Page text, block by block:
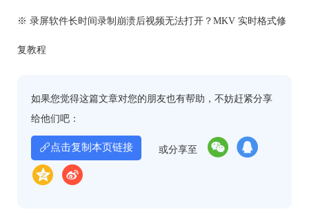
※ 录屏软件长时间录制崩溃后视频无法打开？MKV 实时格式修
复教程
如果您觉得这篇文章对您的朋友也有帮助，不妨赶紧分享
给他们吧：
点击复制本页链接 或分享至